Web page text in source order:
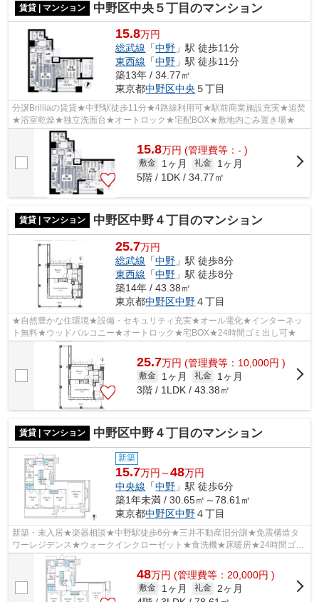
賃貸 | マンション 中野区中央５丁目のマンション
15.8万円
総武線 「中野 」駅 徒歩11分
東西線 「中野 」駅 徒歩11分
築13年 / 34.77㎡
東京都中野区中央 ５丁目
分譲Brilliaの賃貸★中野駅徒歩11分★4路線利用可★駅前商業施設充実★追焚
★浴室乾燥★独立洗面台★オートロック★宅配BOX★敷地内ごみ置き場★
15.8万円 (管理費等：- )
敷金 1ヶ月 礼金
1ヶ月
5階 / 1DK / 34.77㎡
賃貸 | マンション 中野区中野４丁目のマンション
25.7万円
総武線 「中野 」駅 徒歩8分
東西線 「中野 」駅 徒歩8分
築14年 / 43.38㎡
東京都中野区中野４丁目
★自然豊かな住環境★設備・セキュリティ充実★オール電化★インターネッ
ト無料★ウッドバルコニー★オートロック★宅BOX★24時間ゴミ出し可★
25.7万円 (管理費等：10,000円 )
敷金 1ヶ月 礼金
1ヶ月
3階 / 1LDK / 43.38㎡
賃貸 | マンション 中野区中野４丁目のマンション
新築
15.7万円～48万円
中央線 「中野 」駅 徒歩6分
築1年未満 / 30.65㎡～78.61㎡
東京都中野区中野４丁目
新築・未入居★楽器相談★中野駅徒歩6分★三井不動産旧分譲★免震構造タ
ワーレジデンス★ウォークインクローゼット★食洗機★床暖房★24時間ゴミ
出し可★
48万円 (管理費等：20,000円 )
敷金 1ヶ月 礼金
2ヶ月